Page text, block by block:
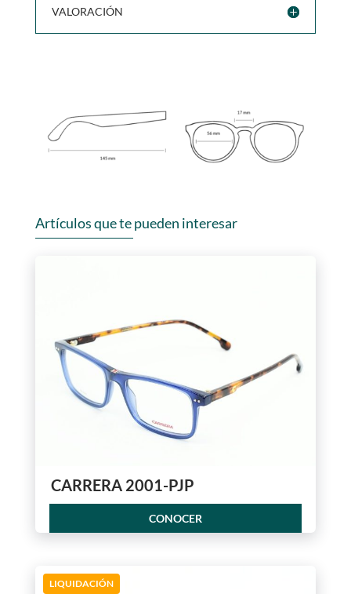
VALORACIÓN
Artículos que te pueden interesar
CARRERA 2001-PJP
CONOCER
LIQUIDACIÓN